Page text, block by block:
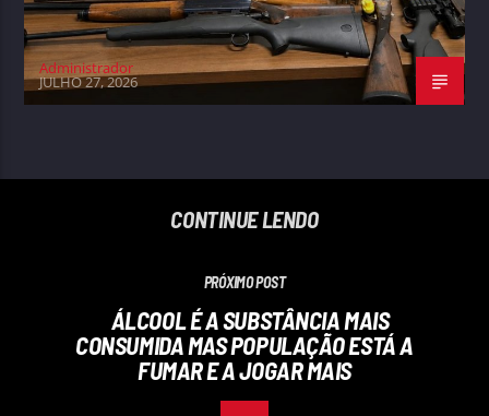
Administrador
JULHO 27, 2026
CONTINUE LENDO
PRÓXIMO POST
ÁLCOOL É A SUBSTÂNCIA MAIS
CONSUMIDA MAS POPULAÇÃO ESTÁ A
FUMAR E A JOGAR MAIS